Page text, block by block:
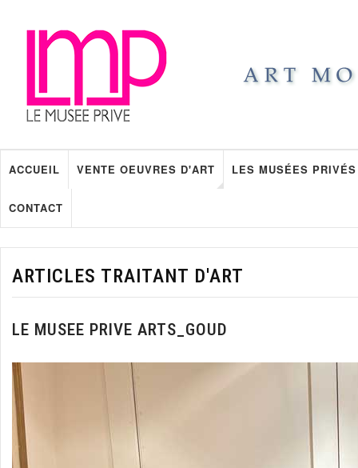
ACCUEIL VENTE OEUVRES D'ART LES MUSÉES PRIVÉS
CONTACT
ARTICLES TRAITANT D'ART
LE MUSEE PRIVE ARTS_GOUD